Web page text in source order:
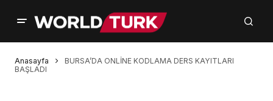
Anasayfa
BURSA’DA ONLİNE KODLAMA DERS KAYITLARI
BAŞLADI